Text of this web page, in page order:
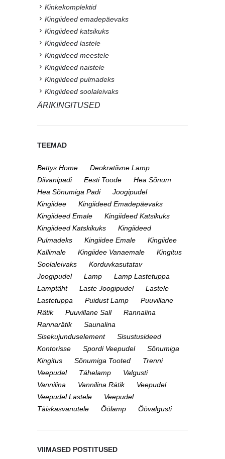
Kinkekomplektid
Kingiideed emadepäevaks
Kingiideed katsikuks
Kingiideed lastele
Kingiideed meestele
Kingiideed naistele
Kingiideed pulmadeks
Kingiideed soolaleivaks
ÄRIKINGITUSED
TEEMAD
Bettys Home
Deokratiivne Lamp
Diivanipadi
Eesti Toode
Hea Sõnum
Hea Sõnumiga Padi
Joogipudel
Kingiidee
Kingiideed Emadepäevaks
Kingiideed Emale
Kingiideed Katsikuks
Kingiideed Katskikuks
Kingiideed
Pulmadeks
Kingiidee Emale
Kingiidee
Kallimale
Kingiidee Vanaemale
Kingitus
Soolaleivaks
Korduvkasutatav
Joogipudel
Lamp
Lamp Lastetuppa
Lamptäht
Laste Joogipudel
Lastele
Lastetuppa
Puidust Lamp
Puuvillane
Rätik
Puuvillane Sall
Rannalina
Rannarätik
Saunalina
Sisekujunduselement
Sisustusideed
Kontorisse
Spordi Veepudel
Sõnumiga
Kingitus
Sõnumiga Tooted
Trenni
Veepudel
Tähelamp
Valgusti
Vannilina
Vannilina Rätik
Veepudel
Veepudel Lastele
Veepudel
Täiskasvanutele
Öölamp Öövalgusti
VIIMASED POSTITUSED